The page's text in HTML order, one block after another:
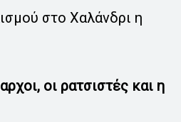
στο Χαλάνδρι η
οι ρατσιστές και η